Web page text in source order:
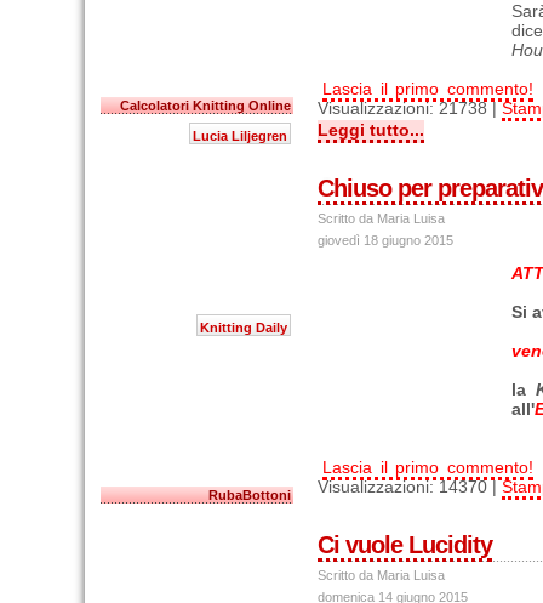
Calcolatori Knitting Online
Lucia Liljegren
Knitting Daily
RubaBottoni
Lascia il primo commento!
Visualizzazioni: 21738 |
Leggi tutto...
Chiuso per
Scritto da Maria Luisa
giovedì 18 giugno 2015
Si
la
all'
Lascia il primo commento!
Visualizzazioni: 14370 |
Ci vuole Lucidity
Scritto da Maria Luisa
domenica 14 giugno 2015